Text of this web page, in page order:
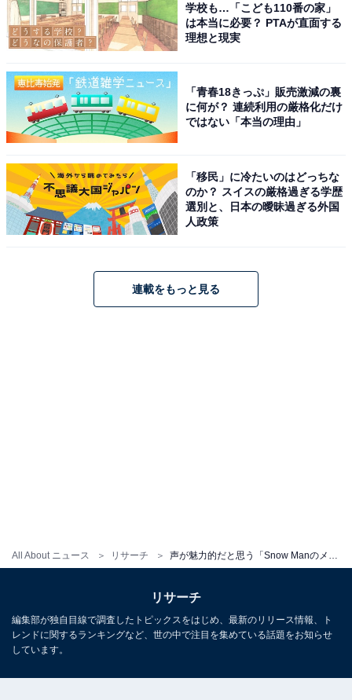
All About ニュース リサーチ 声が魅力的だと思う「Snow Manのメンバー」ランキング！ 2位「佐久間大介」を大差で抑えた1位は？
学校も…「こども110番の家」
は本当に必要？ PTAが直面する
理想と現実
「青春18きっぷ」販売激減の裏
に何が？ 連続利用の厳格化だけ
ではない「本当の理由」
「移民」に冷たいのはどっちな
のか？ スイスの厳格過ぎる学歴
選別と、日本の曖昧過ぎる外国
人政策
連載をもっと見る
リサーチ
編集部が独自目線で調査したトピックスをはじめ、最新のリリース情報、ト
レンドに関するランキングなど、世の中で注目を集めている話題をお知らせ
しています。